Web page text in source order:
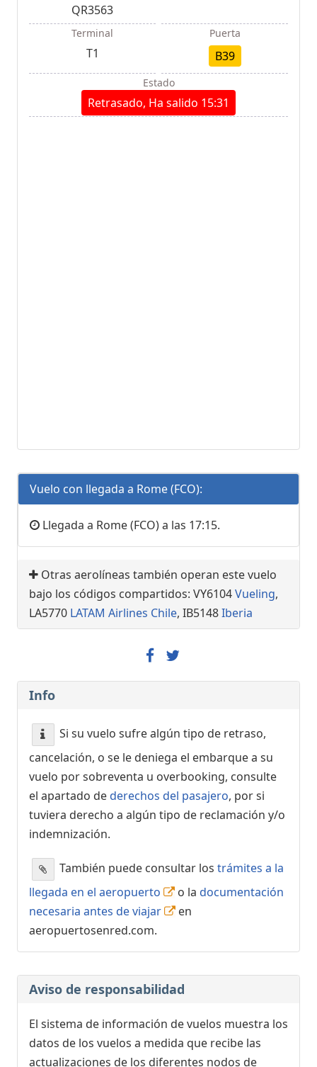
QR3563
Terminal
T1
Puerta
B39
Estado
Retrasado, Ha salido 15:31
Vuelo con llegada a Rome (FCO):
Llegada a Rome (FCO) a las 17:15.
Otras aerolíneas también operan este vuelo
bajo los códigos compartidos: VY6104Vueling,
LA5770 LATAM Airlines Chile, IB5148Iberia
Info
Si su vuelo sufre algún tipo de retraso,
cancelación, o se le deniega el embarque a su
vuelo por sobreventa u overbooking, consulte
el apartado dederechos del pasajero, por si
tuviera derecho a algún tipo de reclamación y/o
indemnización.
También puede consultar los trámites a la
llegada en el aeropuerto
o la documentación
necesaria antes de viajar
en
aeropuertosenred.com.
Aviso de responsabilidad
El sistema de información de vuelos muestra los
datos de los vuelos a medida que recibe las
actualizaciones de los diferentes nodos de